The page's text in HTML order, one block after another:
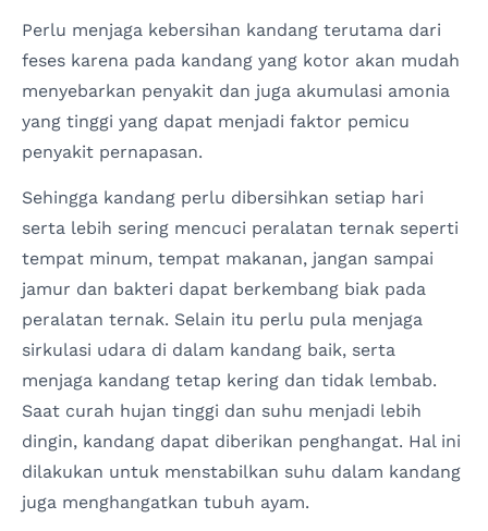
Perlu menjaga kebersihan kandang terutama dari
feses karena pada kandang yang kotor akan mudah
menyebarkan penyakit dan juga akumulasi amonia
yang tinggi yang dapat menjadi faktor pemicu
penyakit pernapasan.
Sehingga kandang perlu dibersihkan setiap hari
serta lebih sering mencuci peralatan ternak seperti
tempat minum, tempat makanan, jangan sampai
jamur dan bakteri dapat berkembang biak pada
peralatan ternak. Selain itu perlu pula menjaga
sirkulasi udara di dalam kandang baik, serta
menjaga kandang tetap kering dan tidak lembab.
Saat curah hujan tinggi dan suhu menjadi lebih
dingin, kandang dapat diberikan penghangat. Hal ini
dilakukan untuk menstabilkan suhu dalam kandang
juga menghangatkan tubuh ayam.